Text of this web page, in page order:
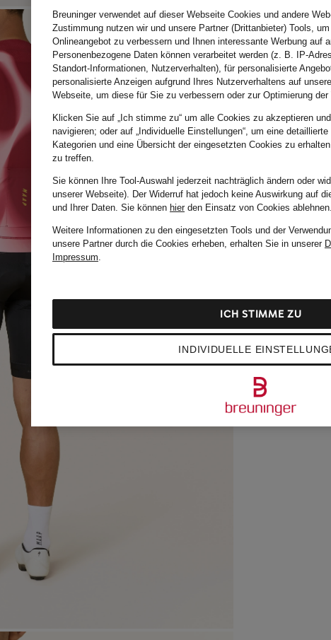
Breuninger verwendet auf dieser Webseite Cookies und andere
Zustimmung nutzen wir und unsere Partner (Drittanbieter) Tools,
Onlineangebot zu verbessern und Ihnen interessante Werbung auf
Personenbezogene Daten können verarbeitet werden (z. B. IP-
Standort-Informationen, Nutzerverhalten), für personalisierte
personalisierte Anzeigen aufgrund Ihres Nutzerverhaltens auf
Webseite, um diese für Sie zu verbessern oder zur Optimierung der
Klicken Sie auf „Ich stimme zu“ um alle Cookies zu akzeptieren
navigieren; oder auf „Individuelle Einstellungen“, um eine
Kategorien und eine Übersicht der eingesetzten Cookies zu
zu treffen.
Sie können Ihre Tool-Auswahl jederzeit nachträglich ändern oder
unserer Webseite). Der Widerruf hat jedoch keine Auswirkung auf
und Ihrer Daten. Sie können hierden Einsatz von Cookies ablehnen.
Weitere Informationen zu den eingesetzten Tools und der
unsere Partner durch die Cookies erheben, erhalten Sie in unserer
Impressum.
INDIVIDUELLE
ICH STIMME ZU